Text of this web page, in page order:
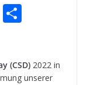
E
n
(CSD) 2022 in
unse­rer